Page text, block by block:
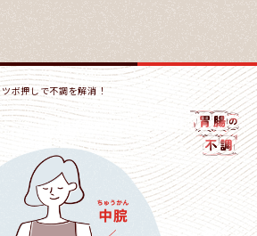
ツボ押しで不調を解消！